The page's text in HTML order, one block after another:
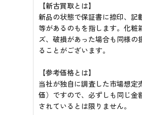
【新古買取とは】
新品の状態で保証書に捺印、記
等があるのもを指します。化粧
ズ、破損があった場合も同様の
ることがございます。
【参考価格とは】
当社が独自に調査した市場想定
価）ですので、必ずしも同じ金
されているとは限りません。